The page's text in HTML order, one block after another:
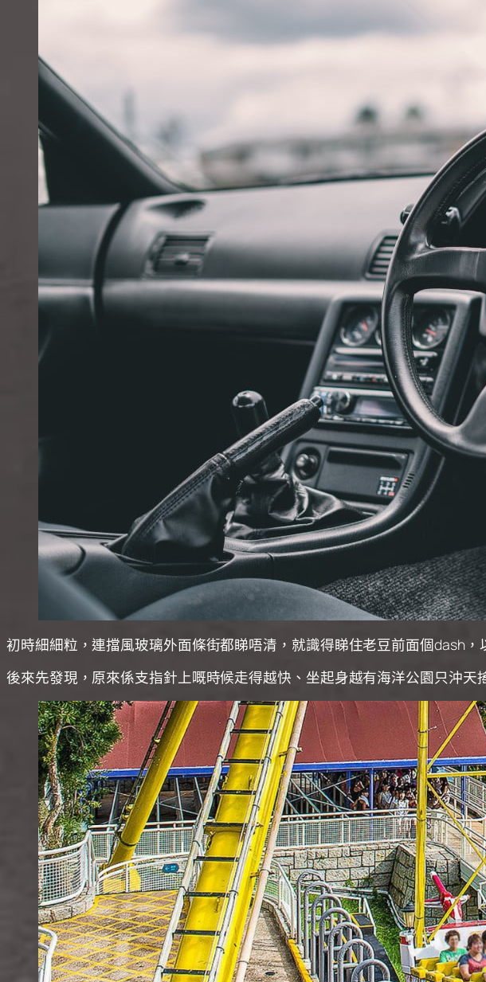
初時細細粒，連擋風玻璃外面條街都睇唔清，就識得睇住老豆前面個dash
後來先發現，原來係支指針上嘅時候走得越快、坐起身越有海洋公園只沖天